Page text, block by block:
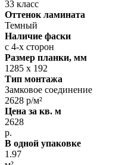
33 класс
Оттенок ламината
Темный
Наличие фаски
с 4-х сторон
Размер планки, мм
1285 х 192
Тип монтажа
Замковое соединение
2628 р/м²
Цена за кв. м
2628
р.
В одной упаковке
1.97